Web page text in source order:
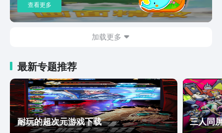
查看更多
加载更多
最新专题推荐
耐玩的超次元游戏下载 三人同